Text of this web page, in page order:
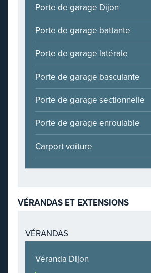
Porte de garage Dijon
Porte de garage battante
Porte de garage latérale
Porte de garage basculante
Porte de garage sectionnelle
Porte de garage enroulable
Carport voiture
VÉRANDAS ET EXTENSIONS
VÉRANDAS
Véranda Dijon